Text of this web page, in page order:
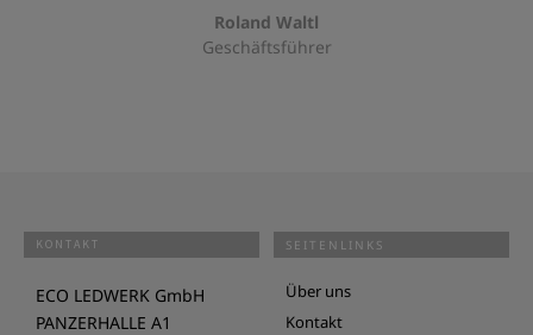
Roland Waltl
Geschäftsführer
KONTAKT
ECO LEDWERK GmbH
PANZERHALLE A1
SEITENLINKS
Über uns
Kontakt